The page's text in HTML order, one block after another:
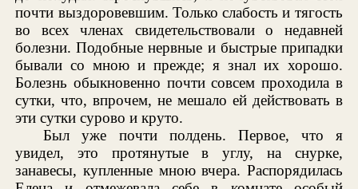
почти выздоровевшим. Только слабость и тягость
во всех членах свидетельствовали о недавней
болезни. Подобные нервные и быстрые припадки
бывали со мною и прежде; я знал их хорошо.
Болезнь обыкновенно почти совсем проходила в
сутки, что, впрочем, не мешало ей действовать в
эти сутки сурово и круто.
Был уже почти полдень. Первое, что я
увидел, это протянутые в углу, на снурке,
занавесы, купленные мною вчера. Распорядилась